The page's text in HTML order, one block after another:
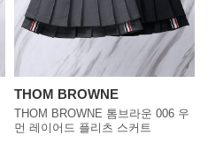
THOM BROWNE
THOM BROWNE 톰브라운 006 우
먼 레이어드 플리츠 스커트